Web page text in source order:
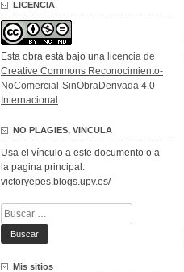
LICENCIA
Esta obra está bajo una licencia de
Creative Commons Reconocimiento-
NoComercial-SinObraDerivada 4.0
Internacional .
NO PLAGIES, VINCULA
Usa el vínculo a este documento o a
la pagina principal:
victoryepes.blogs.upv.es/
Buscar:
Mis sitios